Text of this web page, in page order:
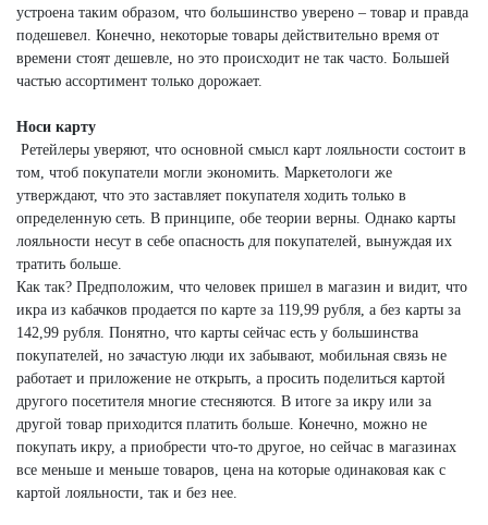
устроена таким образом, что большинство уверено – товар и правда
подешевел. Конечно, некоторые товары действительно время от
времени стоят дешевле, но это происходит не так часто. Большей
частью ассортимент только дорожает.
Носи карту
Ретейлеры уверяют, что основной смысл карт лояльности состоит в
том, чтоб покупатели могли экономить. Маркетологи же
утверждают, что это заставляет покупателя ходить только в
определенную сеть. В принципе, обе теории верны. Однако карты
лояльности несут в себе опасность для покупателей, вынуждая их
тратить больше.
Как так? Предположим, что человек пришел в магазин и видит, что
икра из кабачков продается по карте за 119,99 рубля, а без карты за
142,99 рубля. Понятно, что карты сейчас есть у большинства
покупателей, но зачастую люди их забывают, мобильная связь не
работает и приложение не открыть, а просить поделиться картой
другого посетителя многие стесняются. В итоге за икру или за
другой товар приходится платить больше. Конечно, можно не
покупать икру, а приобрести что-то другое, но сейчас в магазинах
все меньше и меньше товаров, цена на которые одинаковая как с
картой лояльности, так и без нее.